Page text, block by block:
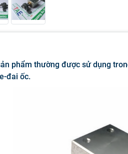
phẩm thường được sử dụng
đai ốc.